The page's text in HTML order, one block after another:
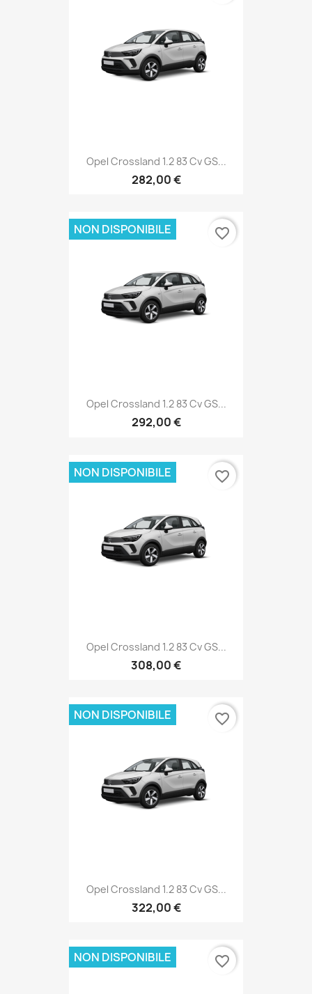
Opel Crossland 1.2 83 Cv GS...
282,00 €
Opel Crossland 1.2 83 Cv GS...
292,00 €
NON DISPONIBILE favorite_border
Opel Crossland 1.2 83 Cv GS...
308,00 €
NON DISPONIBILE favorite_border
Opel Crossland 1.2 83 Cv GS...
322,00 €
NON DISPONIBILE favorite_border
NON DISPONIBILE favorite_border